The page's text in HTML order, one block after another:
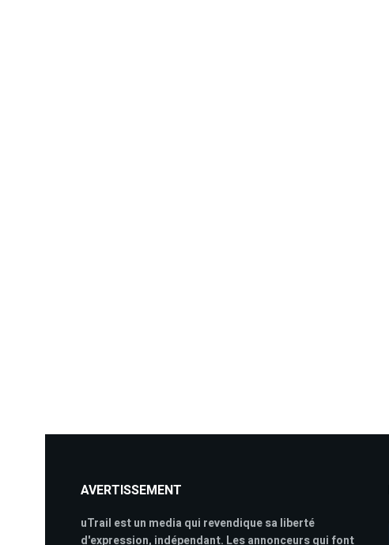
AVERTISSEMENT
uTrail est un media qui revendique sa liberté
d'expression, indépendant. Les annonceurs qui font